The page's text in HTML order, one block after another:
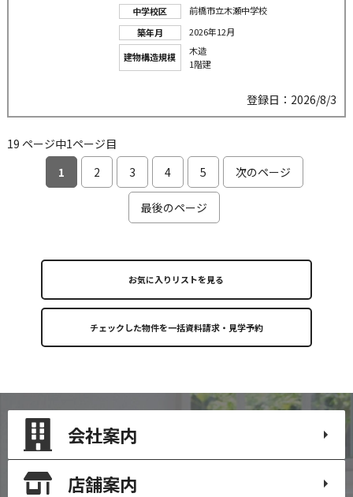
中学校区
前橋市立木瀬中学校
築年月
2026年12月
建物構造規模
木造
1階建
登録日：2026/8/3
19 ページ中1ページ目
1
2 3 4 5 次のページ
最後のページ
お気に入りリストを見る
会社案内
店舗案内